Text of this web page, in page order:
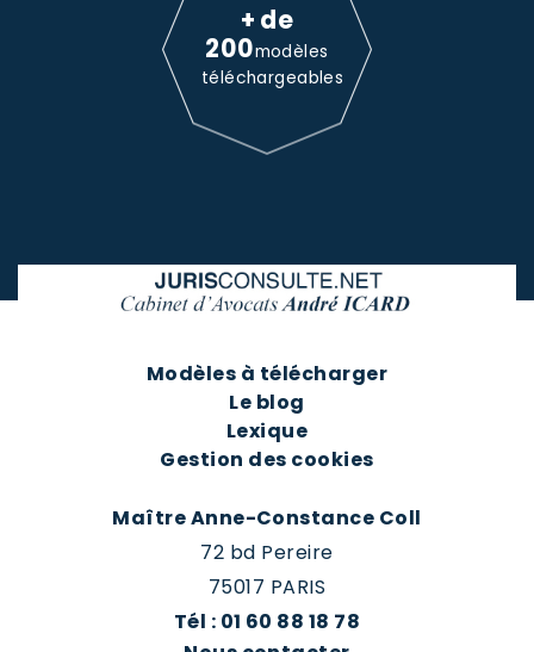
+ de
200modèles
téléchargeables
Modèles à télécharger
Le blog
Lexique
Gestion des cookies
Maître Anne-Constance Coll
72 bd Pereire
75017 PARIS
Tél : 01 60 88 18 78